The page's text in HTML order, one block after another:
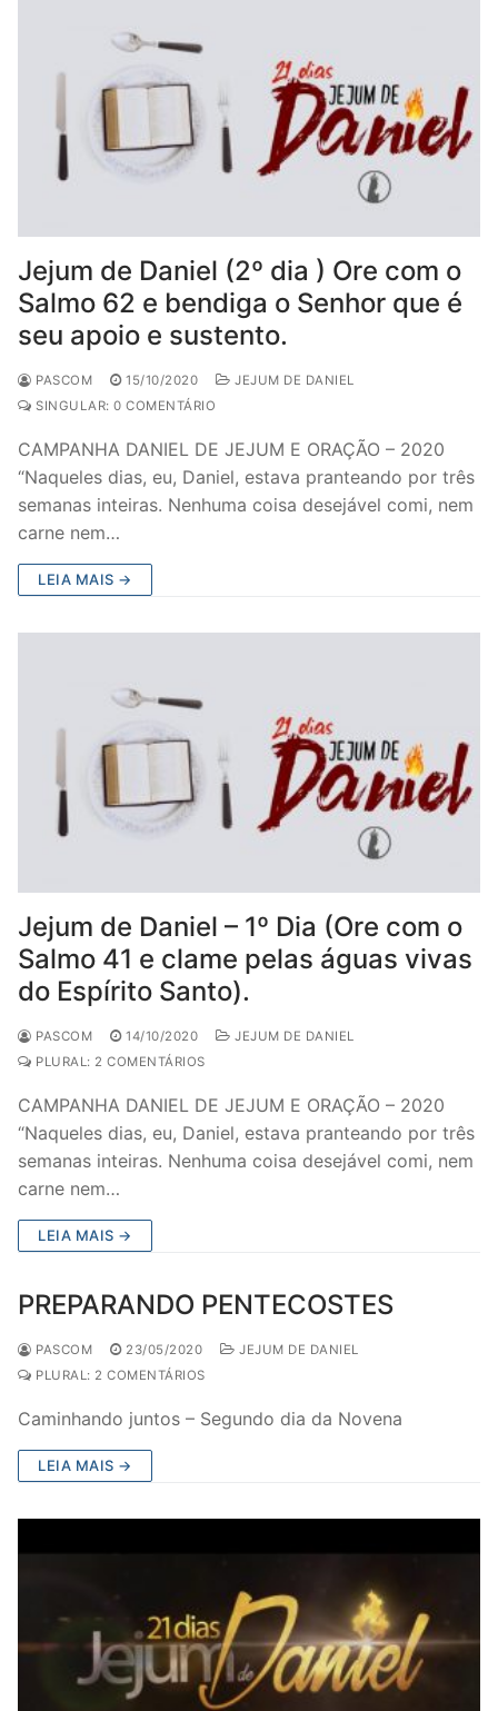
Jejum de Daniel (2º dia ) Ore com o
Salmo 62 e bendiga o Senhor que é
seu apoio e sustento.
PASCOM 15/10/2020
JEJUM DE DANIEL
SINGULAR: 0 COMENTÁRIO
CAMPANHA DANIEL DE JEJUM E ORAÇÃO – 2020
“Naqueles dias, eu, Daniel, estava pranteando por três
semanas inteiras. Nenhuma coisa desejável comi, nem
carne nem…
LEIA MAIS →
Jejum de Daniel – 1º Dia (Ore com o
Salmo 41 e clame pelas águas vivas
do Espírito Santo).
PASCOM 14/10/2020
JEJUM DE DANIEL
PLURAL: 2 COMENTÁRIOS
CAMPANHA DANIEL DE JEJUM E ORAÇÃO – 2020
“Naqueles dias, eu, Daniel, estava pranteando por três
semanas inteiras. Nenhuma coisa desejável comi, nem
carne nem…
LEIA MAIS →
PREPARANDO PENTECOSTES
PASCOM 23/05/2020
JEJUM DE DANIEL
PLURAL: 2 COMENTÁRIOS
Caminhando juntos – Segundo dia da Novena
LEIA MAIS →